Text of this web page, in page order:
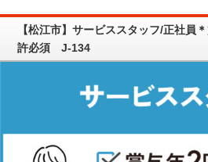
【松江市】サービススタッフ/正社員
許必須 J-134